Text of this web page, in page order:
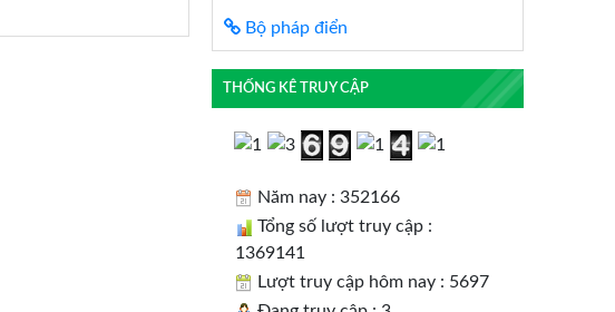
Bộ pháp điển
THỐNG KÊ TRUY CẬP
Năm nay : 352166
Tổng số lượt truy cập :
1369141
Lượt truy cập hôm nay : 5697